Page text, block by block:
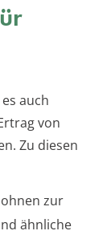
auch
von
Zu diesen
zur
ähnliche